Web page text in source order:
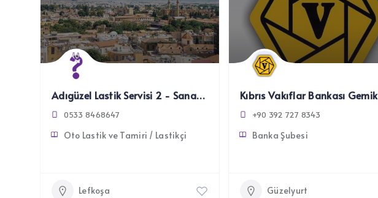
Adıgüzel Lastik Servisi 2 - Sanayi Bölgesi Lefkoşa
0533 8468647
Oto Lastik ve Tamiri / Lastikçi
Lefkoşa
+90 392 727 8343
Banka Şubesi
Güzelyurt